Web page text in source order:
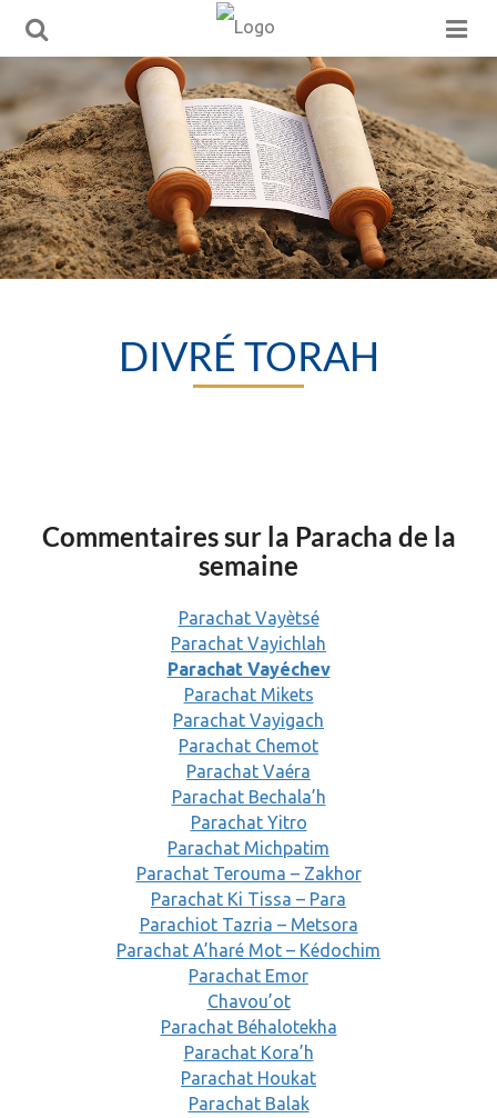
DIVRÉ TORAH
Commentaires sur la Paracha de la
semaine
Parachat Vayètsé
Parachat Vayichlah
Parachat Vayéchev
Parachat Mikets
Parachat Vayigach
Parachat Chemot
Parachat Vaéra
Parachat Bechala’h
Parachat Yitro
Parachat Michpatim
Parachat Terouma – Zakhor
Parachat Ki Tissa – Para
Parachiot Tazria – Metsora
Parachat A’haré Mot – Kédochim
Parachat Emor
Chavou’ot
Parachat Béhalotekha
Parachat Kora’h
Parachat Houkat
Parachat Balak